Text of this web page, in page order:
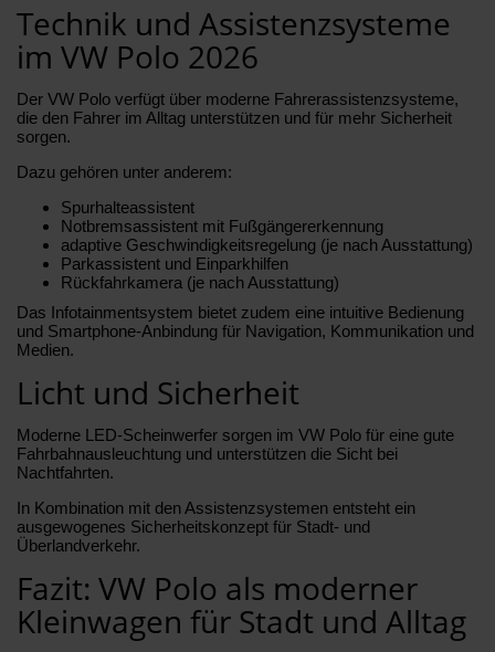
Technik und Assistenzsysteme
im VW Polo 2026
Der VW Polo verfügt über moderne Fahrerassistenzsysteme,
die den Fahrer im Alltag unterstützen und für mehr Sicherheit
sorgen.
Dazu gehören unter anderem:
Spurhalteassistent
Notbremsassistent mit Fußgängererkennung
adaptive Geschwindigkeitsregelung (je nach Ausstattung)
Parkassistent und Einparkhilfen
Rückfahrkamera (je nach Ausstattung)
Das Infotainmentsystem bietet zudem eine intuitive Bedienung
und Smartphone-Anbindung für Navigation, Kommunikation und
Medien.
Licht und Sicherheit
Moderne LED-Scheinwerfer sorgen im VW Polo für eine gute
Fahrbahnausleuchtung und unterstützen die Sicht bei
Nachtfahrten.
In Kombination mit den Assistenzsystemen entsteht ein
ausgewogenes Sicherheitskonzept für Stadt- und
Überlandverkehr.
Fazit: VW Polo als moderner
Kleinwagen für Stadt und Alltag